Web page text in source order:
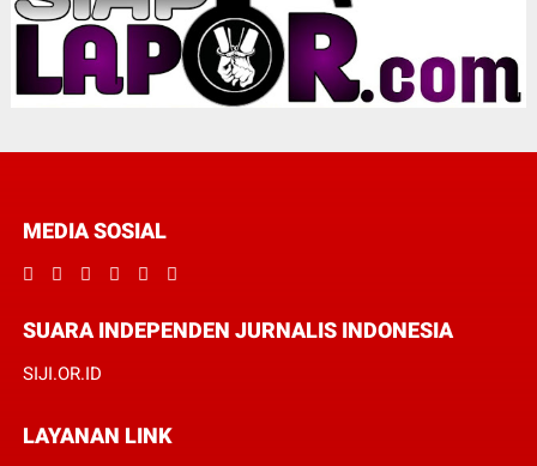
MEDIA SOSIAL
SUARA INDEPENDEN JURNALIS INDONESIA
SIJI.OR.ID
LAYANAN LINK